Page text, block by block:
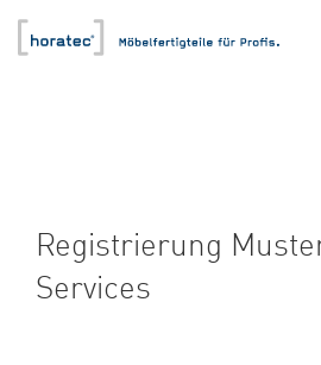
Registrierung
Services